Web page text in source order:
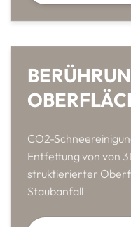
CO2-
Entfettung von von
struktierierter
Staubanfall